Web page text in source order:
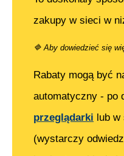
zakupy w sieci w
🔷 Aby dowiedzieć się
Rabaty mogą być
automatyczny - po
przeglądarki lub w
(wystarczy